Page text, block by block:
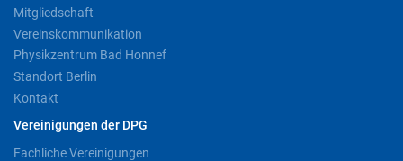
Mitgliedschaft
Vereinskommunikation
Physikzentrum Bad Honnef
Standort Berlin
Kontakt
Vereinigungen der DPG
Fachliche Vereinigungen